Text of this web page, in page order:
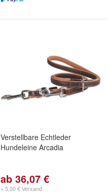
Verstellbare Echtleder
Hundeleine Arcadia
ab 36,07 €
+ 5,00 € Versand